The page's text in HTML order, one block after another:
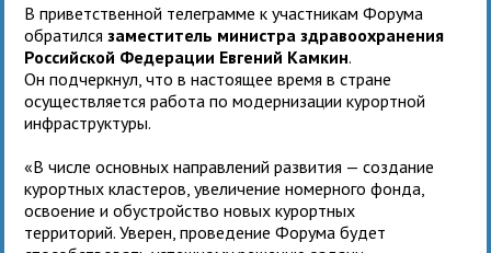
В приветственной телеграмме к участникам Форума
обратилсязаместитель министра здравоохранения
Российской Федерации Евгений Камкин.
Он подчеркнул, что в настоящее время в стране
осуществляется работа по модернизации курортной
инфраструктуры.
«В числе основных направлений развития — создание
курортных кластеров, увеличение номерного фонда,
освоение и обустройство новых курортных
территорий. Уверен, проведение Форума будет